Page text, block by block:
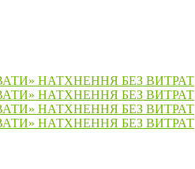
НАТХНЕННЯ БЕЗ ВИТРАТ
НАТХНЕННЯ БЕЗ ВИТРАТ
НАТХНЕННЯ БЕЗ ВИТРАТ
НАТХНЕННЯ БЕЗ ВИТРАТ